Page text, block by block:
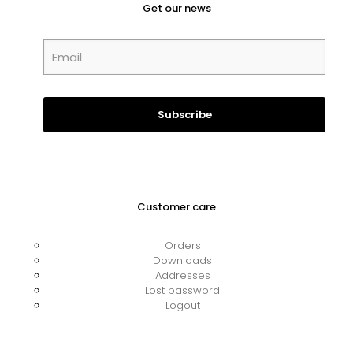
Get our news
Customer care
Orders
Downloads
Addresses
Lost password
Logout